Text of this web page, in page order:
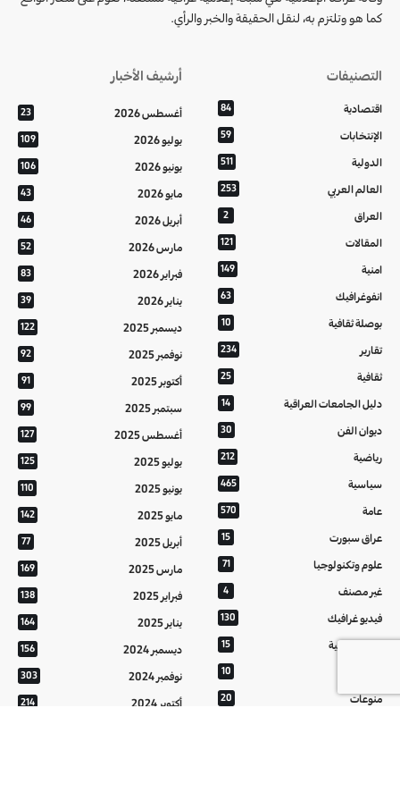
كما هو وتلتزم به، لنقل الحقيقة والخبر والرأي.
التصنيفات
اقتصادية 84
الإنتخابات 59
الدولية 511
العالم العربي 253
العراق 2
المقالات 121
امنية 149
انفوغرافيك 63
بوصلة ثقافية 10
تقارير 234
ثقافية 25
دليل الجامعات العراقية 14
ديوان الفن 30
رياضية 212
سياسية 465
عامة 570
عراق سبورت 15
علوم وتكنولوجيا 71
غير مصنف 4
فيديو غرافيك 130
معالم عراقية 15
10
منوعات 20
أرشيف الأخبار
أغسطس 2026 23
يوليو 2026 109
يونيو 2026 106
مايو 2026 43
أبريل 2026 46
مارس 2026 52
فبراير 2026 83
يناير 2026 39
ديسمبر 2025 122
نوفمبر 2025 92
أكتوبر 2025 91
سبتمبر 2025 99
أغسطس 2025 127
يوليو 2025 125
يونيو 2025 110
مايو 2025 142
أبريل 2025 77
مارس 2025 169
فبراير 2025 138
يناير 2025 164
ديسمبر 2024 156
نوفمبر 2024 303
أكتوبر 2024 214